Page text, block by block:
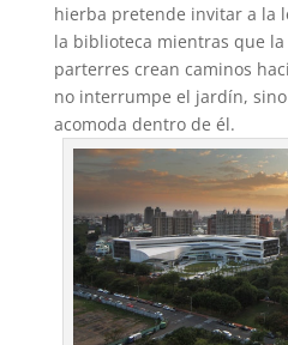
hierba pretende invitar a la
la biblioteca mientras que
parterres crean caminos
no interrumpe el jardín,
acomoda dentro de él.